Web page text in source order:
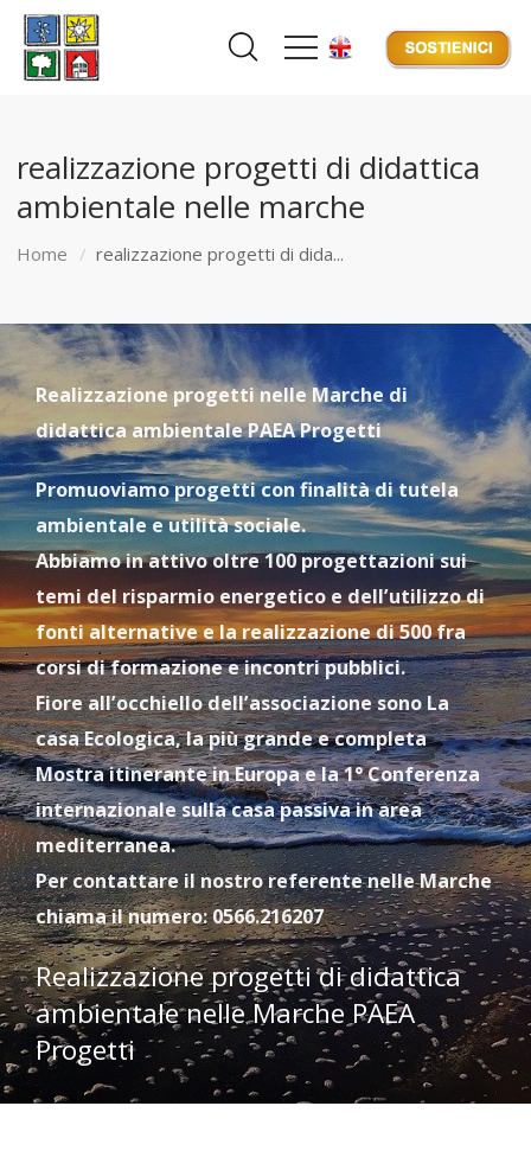
realizzazione progetti di didattica
ambientale nelle marche
Home realizzazione progetti di dida...
Realizzazione progetti nelle Marche di
didattica ambientale PAEA Progetti
Promuoviamo progetti con finalità di tutela
ambientale e utilità sociale.
Abbiamo in attivo oltre 100 progettazioni sui
temi del risparmio energetico e dell’utilizzo di
fonti alternative e la realizzazione di 500 fra
corsi di formazione e incontri pubblici.
Fiore all’occhiello dell’associazione sono La
casa Ecologica, la più grande e completa
Mostra itinerante in Europa e la 1° Conferenza
internazionale sulla casa passiva in area
mediterranea.
Per contattare il nostro referente nelle Marche
chiama il numero: 0566.216207
Realizzazione progetti di didattica
ambientale nelle Marche PAEA
Progetti